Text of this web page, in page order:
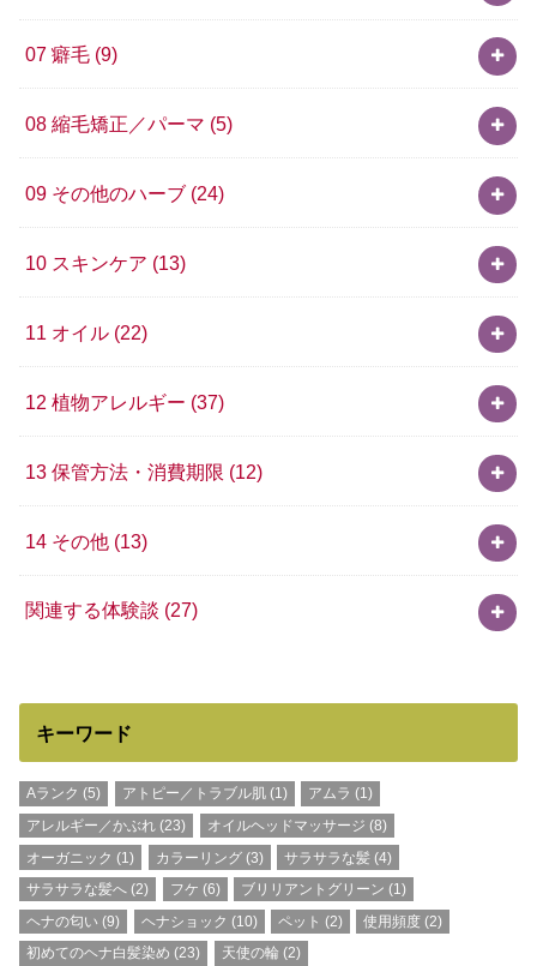
07 癖毛 (9)
08 縮毛矯正／パーマ (5)
09 その他のハーブ (24)
10 スキンケア (13)
11 オイル (22)
12 植物アレルギー (37)
13 保管方法・消費期限 (12)
14 その他 (13)
関連する体験談 (27)
キーワード
Aランク (5) アトピー／トラブル肌(1) アムラ (1)
アレルギー／かぶれ (23) オイルヘッドマッサージ (8)
オーガニック (1) カラーリング(3) サラサラな髪(4)
サラサラな髪へ (2) フケ (6) ブリリアントグリーン (1)
ヘナの匂い (9) ヘナショック (10) ペット (2) 使用頻度 (2)
初めてのヘナ白髪染め (23) 天使の輪 (2)